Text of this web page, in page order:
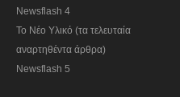
Newsflash 4
Το Νέο Υλικό (τα τελευταία
αναρτηθέντα άρθρα)
Newsflash 5